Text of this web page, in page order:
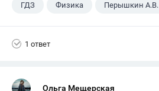
ГДЗ Физика Перышкин А.В.
1 ответ
Ольга Мещерская